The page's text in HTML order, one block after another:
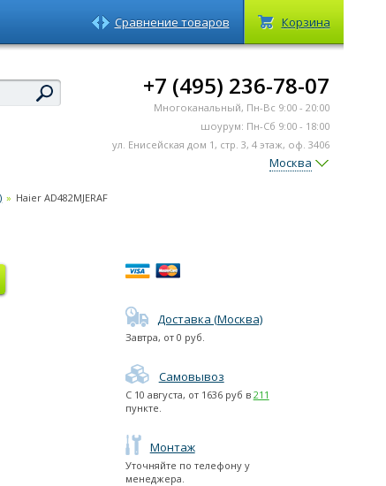
Сравнение товаров Корзина
+7 (495) 236-78-07
Многоканальный, Пн-Вс 9:00 - 20:00
шоурум: Пн-Сб 9:00 - 18:00
ул. Енисейская дом 1, стр. 3, 4 этаж, оф. 3406
Москва
» Haier AD482MJERAF
Доставка (Москва)
Завтра, от 0 руб.
Самовывоз
С 10 августа, от 1636руб в 211
пункте.
Монтаж
Уточняйте по телефону у
менеджера.